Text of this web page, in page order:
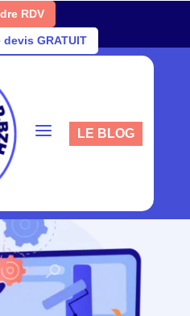
RDV
devis GRATUIT
a LE BLOG